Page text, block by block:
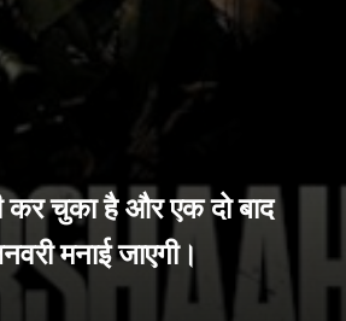
कर चुका है और एक दो बाद
मनाई जाएगी।